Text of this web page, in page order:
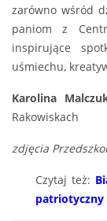
zarówno wśród
paniom z
inspirujące
uśmiechu,
Karolina
Rakowiskach
zdjęcia
Czytaj też:
patriotyczny